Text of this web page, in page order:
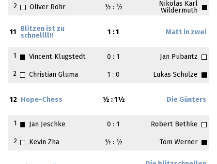
2 Oliver Röhr ½ : ½
Nikolas Karl
Wildermuth
11
Blitzen ist zu
schnellll!!
1 : 1 Matt in zwei
1 Vincent Klugstedt 0 : 1 Jan Pubantz
2 Christian Gluma 1 : 0 Lukas Schulze
12 Hope-Chess ½ : 1½ Die Günters
1 Jan Jeschke 0 : 1 Robert Bethke
2 Kevin Zha ½ : ½ Tom Werner